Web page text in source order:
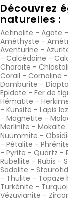
Découvrez
naturelles :
Actinolite - Agate -
Améthyste -
Aventurine -
- Calcédoine -
Charoïte -
Corail - Cornaline -
Damburite -
Epidote - Fer de
Hématite -
- Kunsite - Lapis
- Magnetite -
Merlinite - Mokaïte
Nuummite -
- Pétalite -
- Pyrite - Quartz -
Rubellite - Rubis -
Sodalite -
- Thulite - Topaze
Turkénite -
Vézuvianite -